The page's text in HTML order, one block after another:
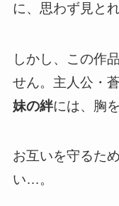
に、思わず見と
しかし、この作
せん。主人公・
妹の絆には、胸
お互いを守るた
い…。